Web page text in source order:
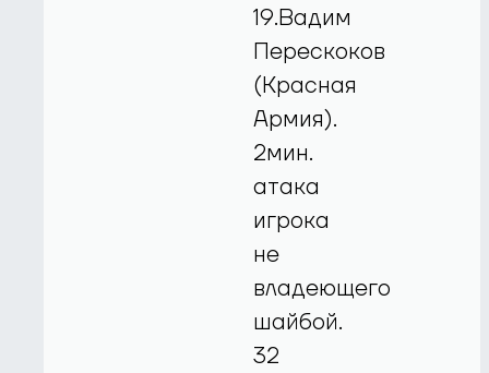
19.Вадим
Перескоков
(Красная
Армия).
2мин.
атака
игрока
не
владеющего
шайбой.
32